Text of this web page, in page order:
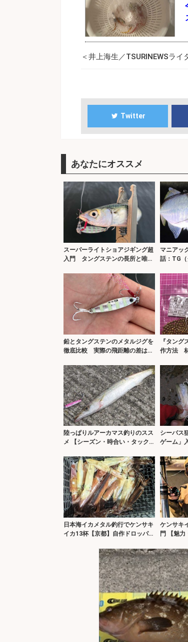
＜井上海生／TSURINEWSライ
Twitter
あなたにオススメ
スーパーライトショアジギング超
入門 タングステンの長所と唯一
マニアッ
話：TG（
鉛とタングステンのメタルジグを
徹底比較 実際の飛距離の差はど
『タング
作方法
陸っぱりルアーカマス釣りのスス
メ 【シーズン・時合い・タック
シーバス
ゲーム」
日本海イカメタル釣行でケンサキ
イカ13杯【京都】自作ドロッパー
ケンサキ
門 【魅力